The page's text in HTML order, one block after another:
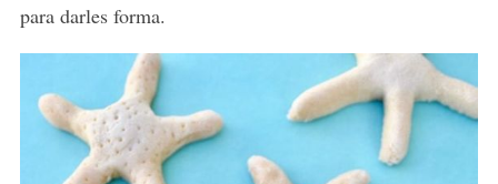
para darles forma.